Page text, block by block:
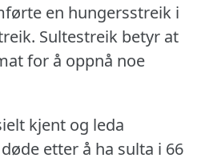
en hungersstreik i
Sultestreik betyr at
for å oppnå noe
kjent og leda
etter å ha sulta i 66